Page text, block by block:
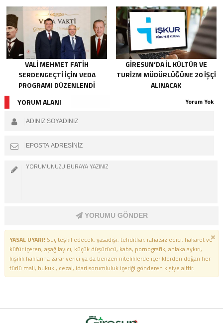
VALI MEHMET FATIH
SERDENGEÇTI İÇIN VEDA
PROGRAMI DÜZENLENDI
GIRESUN’DA İL KÜLTÜR VE
TURIZM MÜDÜRLÜĞÜNE 20 İŞÇI
ALINACAK
YORUM ALANI
Yorum Yok
YORUMU GÖNDER
YASAL UYARI!Suç teşkil edecek, yasadışı, tehditkar, rahatsız edici, hakaret ve
küfür içeren, aşağılayıcı, küçük düşürücü, kaba, pornografik, ahlaka aykırı,
kişilik haklarına zarar verici ya da benzeri niteliklerde içeriklerden doğan her
türlü mali, hukuki, cezai, idari sorumluluk içeriği gönderen kişiye aittir.